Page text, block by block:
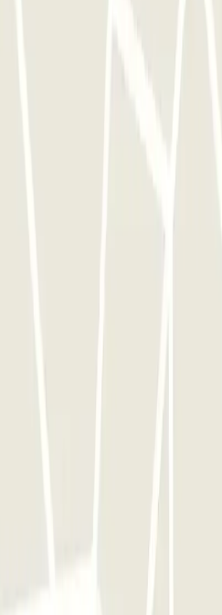
pourrez entrer et sortir du
utiliser l'ensemble du
disponible sur
entrer et sortir du
le souhaitez.
- URBIS PARK